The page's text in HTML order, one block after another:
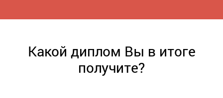
Какой диплом Вы в итоге
получите?